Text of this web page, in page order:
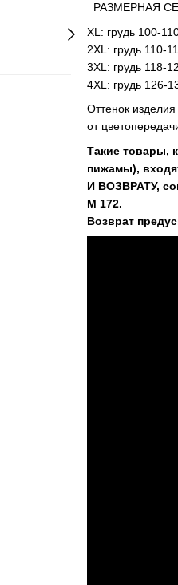
РАЗМЕРНАЯ
XL: грудь 100-
2XL: грудь 110-
3XL: грудь 118-
4XL: грудь 126-
Оттенок
от
Такие товары,
пижамы),
И ВОЗВРАТУ,
М 172.
Возврат